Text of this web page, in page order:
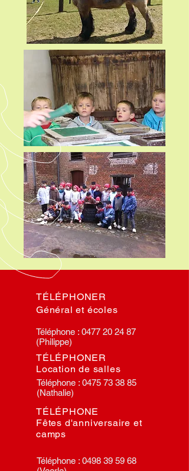
TÉLÉPHONER
Général et écoles
Téléphone : 0477 20 24 87
(Philippe)
TÉLÉPHONER
Location de salles
Téléphone : 0475 73 38 85
(Nathalie)
TÉLÉPHONE
Fêtes d'anniversaire et
camps
Téléphone : 0498 39 59 68